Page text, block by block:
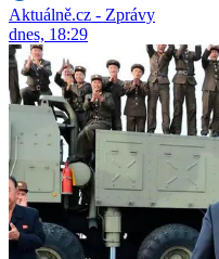
Aktuálně.cz - Zprávy
dnes, 18:29